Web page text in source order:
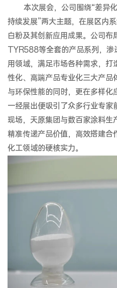
本次展会，公司围绕“差异
持续发展”两大主题，在展区内
白粉及其创新应用成果。公司
TYR588等全套的产品系列，渗
用领域，满足市场各种需求，
性化、高端产品专业化三大产
与环保性能的同时，更在多样化
一经展出便吸引了众多行业专
现场，天原集团与数百家涂料生
精准传递产品价值，高效搭建
化工领域的硬核实力。